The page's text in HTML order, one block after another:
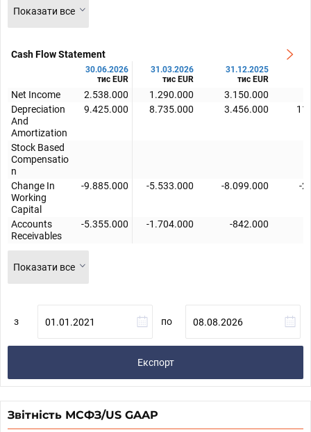
Показати все
Cash Flow Statement
30.06.2026
тис EUR
31.03.2026
тис EUR
31.12.2025
тис EUR
Net Income 2.538.000 1.290.000 3.150.000
Depreciation
And
Amortization
9.425.000 8.735.000 3.456.000
Stock Based
Compensatio
n
Change In
Working
Capital
-9.885.000 -5.533.000 -8.099.000 -
Accounts
Receivables
-5.355.000 -1.704.000 -842.000
Показати все
з по
Експорт
Звітність МСФЗ/US GAAP